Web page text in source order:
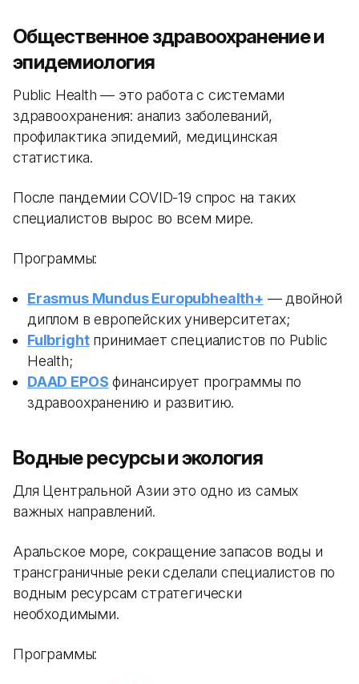
Общественное здравоохранение и
эпидемиология
Public Health — это работа с системами
здравоохранения: анализ заболеваний,
профилактика эпидемий, медицинская
статистика.
После пандемии COVID-19 спрос на таких
специалистов вырос во всем мире.
Программы:
Erasmus Mundus Europubhealth+ — двойной
диплом в европейских университетах;
Fulbrightпринимает специалистов по Public
Health;
DAAD EPOS финансирует программы по
здравоохранению и развитию.
Водные ресурсы и экология
Для Центральной Азии это одно из самых
важных направлений.
Аральское море, сокращение запасов воды и
трансграничные реки сделали специалистов по
водным ресурсам стратегически
необходимыми.
Программы: